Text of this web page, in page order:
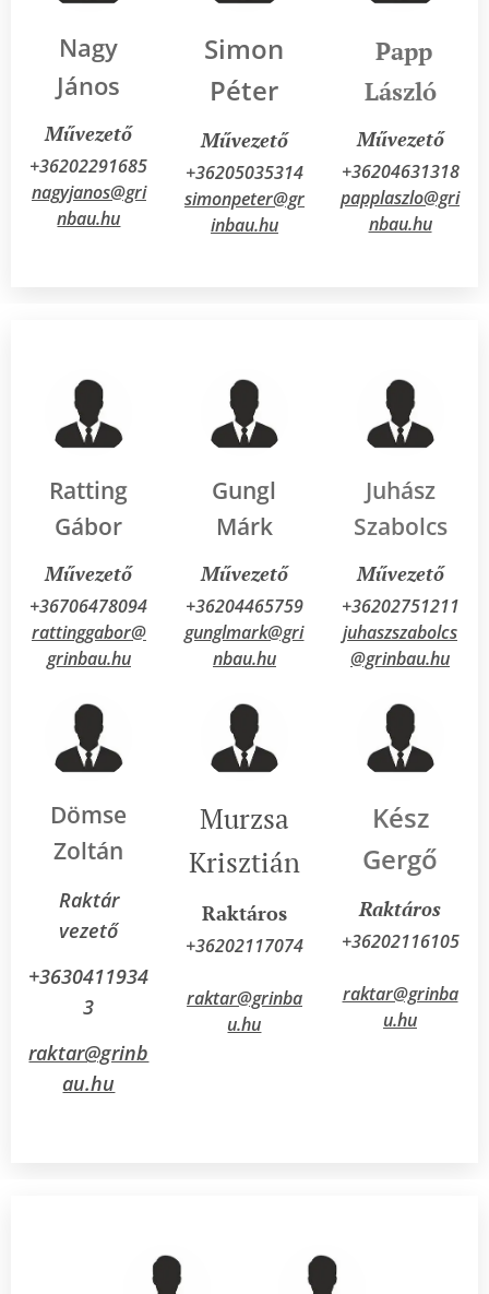
Nagy
János
Művezető
+36202291685
nagyjanos@gri
nbau.hu
Simon
Péter
Művezető
+36205035314
simonpeter@gr
inbau.hu
Papp
László
Művezető
+36204631318
papplaszlo@gri
nbau.hu
Ratting
Gábor
Művezető
+36706478094
rattinggabor@
grinbau.hu
Gungl
Márk
Művezető
+36204465759
gunglmark@gri
nbau.hu
Juhász
Szabolcs
Művezető
+36202751211
juhaszszabolcs
@grinbau.hu
Dömse
Zoltán
Raktár
vezető
+3630411934
3
raktar@grinb
au.hu
Murzsa
Krisztián
Raktáros
+36202117074
raktar@grinba
u.hu
Kész
Gergő
Raktáros
+36202116105
raktar@grinba
u.hu